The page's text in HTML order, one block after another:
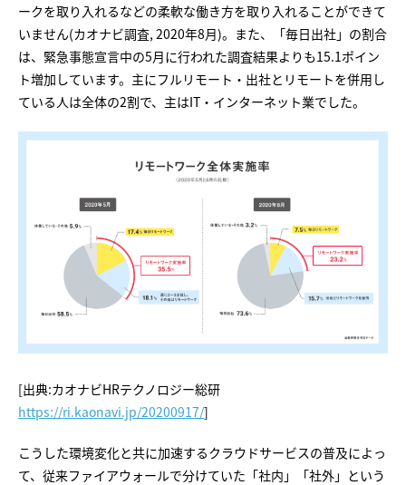
ークを取り入れるなどの柔軟な働き方を取り入れることができて
いません(カオナビ調査, 2020年8月)。また、「毎日出社」の割合
は、緊急事態宣言中の5月に行われた調査結果よりも15.1ポイン
ト増加しています。主にフルリモート・出社とリモートを併用し
ている人は全体の2割で、主はIT・インターネット業でした。
[出典:カオナビHRテクノロジー総研
https://ri.kaonavi.jp/20200917/]
こうした環境変化と共に加速するクラウドサービスの普及によっ
て、従来ファイアウォールで分けていた「社内」「社外」という